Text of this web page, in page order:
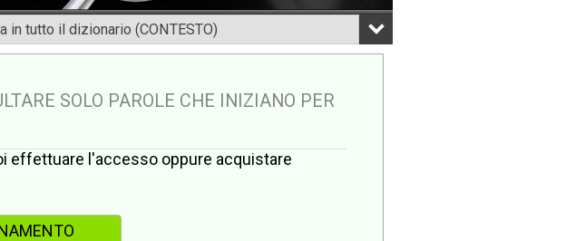
in tutto il dizionario (CONTESTO)
SOLO PAROLE CHE INIZIANO PER
effettuare l'accesso oppure acquistare